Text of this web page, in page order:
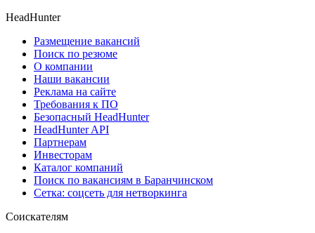
HeadHunter
Размещение вакансий
Поиск по резюме
О компании
Наши вакансии
Реклама на сайте
Требования к ПО
Безопасный HeadHunter
HeadHunter API
Партнерам
Инвесторам
Каталог компаний
Поиск по вакансиям в Баранчинском
Сетка: соцсеть для нетворкинга
Соискателям